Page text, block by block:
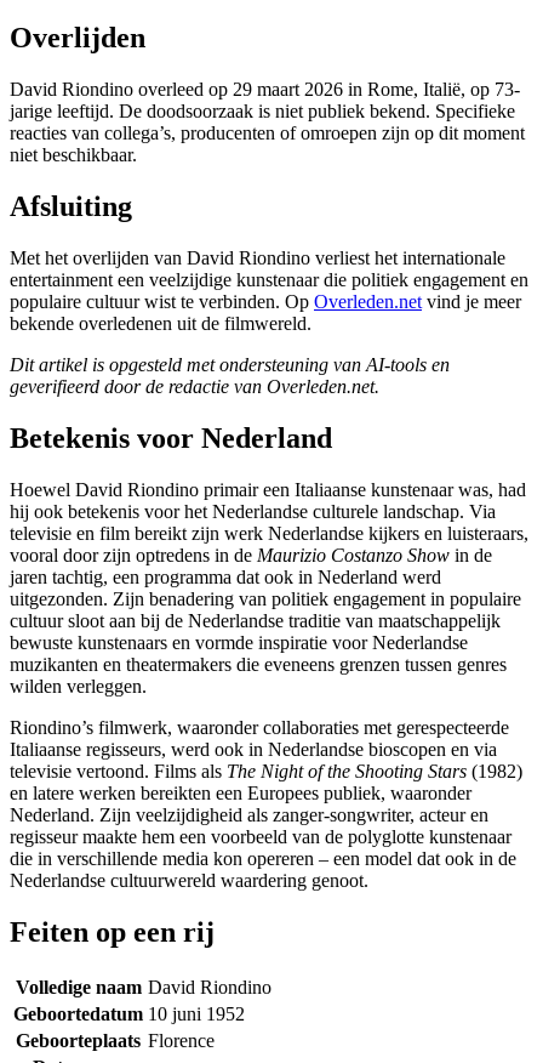
Overlijden
David Riondino overleed op 29 maart 2026 in Rome, Italië, op 73-
jarige leeftijd. De doodsoorzaak is niet publiek bekend. Specifieke
reacties van collega’s, producenten of omroepen zijn op dit moment
niet beschikbaar.
Afsluiting
Met het overlijden van David Riondino verliest het internationale
entertainment een veelzijdige kunstenaar die politiek engagement en
populaire cultuur wist te verbinden. Op Overleden.net vind je meer
bekende overledenen uit de filmwereld.
Dit artikel is opgesteld met ondersteuning van AI-tools en
geverifieerd door de redactie van Overleden.net.
Betekenis voor Nederland
Hoewel David Riondino primair een Italiaanse kunstenaar was, had
hij ook betekenis voor het Nederlandse culturele landschap. Via
televisie en film bereikt zijn werk Nederlandse kijkers en luisteraars,
vooral door zijn optredens in de Maurizio Costanzo Show in de
jaren tachtig, een programma dat ook in Nederland werd
uitgezonden. Zijn benadering van politiek engagement in populaire
cultuur sloot aan bij de Nederlandse traditie van maatschappelijk
bewuste kunstenaars en vormde inspiratie voor Nederlandse
muzikanten en theatermakers die eveneens grenzen tussen genres
wilden verleggen.
Riondino’s filmwerk, waaronder collaboraties met gerespecteerde
Italiaanse regisseurs, werd ook in Nederlandse bioscopen en via
televisie vertoond. Films als The Night of the Shooting Stars (1982)
en latere werken bereikten een Europees publiek, waaronder
Nederland. Zijn veelzijdigheid als zanger-songwriter, acteur en
regisseur maakte hem een voorbeeld van de polyglotte kunstenaar
die in verschillende media kon opereren – een model dat ook in de
Nederlandse cultuurwereld waardering genoot.
Feiten op een rij
Volledige naam David Riondino
Geboortedatum 10 juni 1952
Geboorteplaats Florence